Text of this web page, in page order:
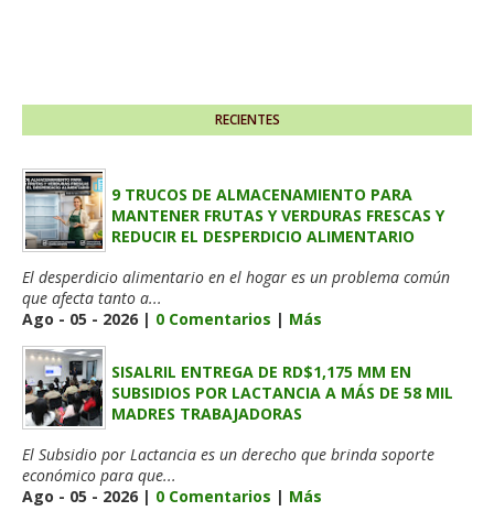
RECIENTES
9 TRUCOS DE ALMACENAMIENTO PARA
MANTENER FRUTAS Y VERDURAS FRESCAS Y
REDUCIR EL DESPERDICIO ALIMENTARIO
El desperdicio alimentario en el hogar es un problema común
que afecta tanto a...
Ago - 05 - 2026 | 0 Comentarios | Más
SISALRIL ENTREGA DE RD$1,175 MM EN
SUBSIDIOS POR LACTANCIA A MÁS DE 58 MIL
MADRES TRABAJADORAS
El Subsidio por Lactancia es un derecho que brinda soporte
económico para que...
Ago - 05 - 2026 | 0 Comentarios | Más